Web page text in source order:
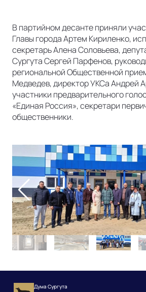
В партийном десанте приняли
Главы города Артем Кириленко,
секретарь Алена Соловьева,
Сургута Сергей Парфенов,
региональной Общественной
Медведев, директор УКСа Андрей
участники предварительного
«Единая Россия», секретари
общественники.
Дума Сургута